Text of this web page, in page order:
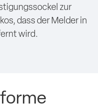
zur
dass der Melder in
wird.